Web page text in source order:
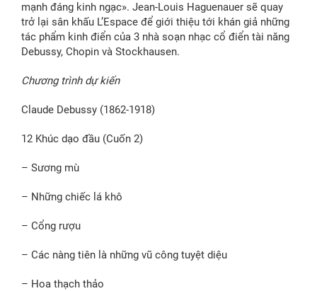
mạnh đáng kinh ngạc». Jean-Louis Haguenauer sẽ quay
trở lại sân khấu L’Espace để giới thiệu tới khán giả những
tác phẩm kinh điển của 3 nhà soạn nhạc cổ điển tài năng
Debussy, Chopin và Stockhausen.
Chương trình dự kiến
Claude Debussy (1862-1918)
12 Khúc dạo đầu (Cuốn 2)
– Sương mù
– Những chiếc lá khô
– Cổng rượu
– Các nàng tiên là những vũ công tuyệt diệu
– Hoa thạch thảo